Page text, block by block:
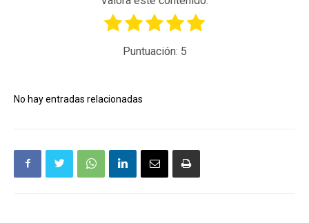
Puntuación: 5
No hay entradas relacionadas